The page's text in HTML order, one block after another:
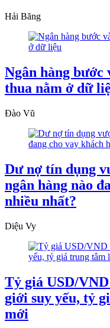
Hải Băng
Ngân hàng bước
thua nằm ở dữ
Đào Vũ
Dư nợ tín dụng
ngân hàng nào
nhiều nhất?
Diệu Vy
Tỷ giá USD/
giới suy yếu, tỷ
mới